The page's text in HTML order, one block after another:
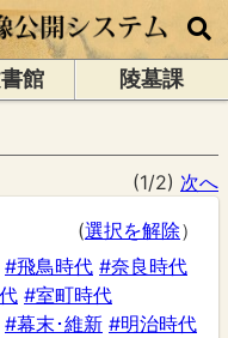
館 陵墓課
(1/2) 次へ
(選択を解除）
#飛鳥時代 #奈良時代
#室町時代
#幕末･維新 #明治時代